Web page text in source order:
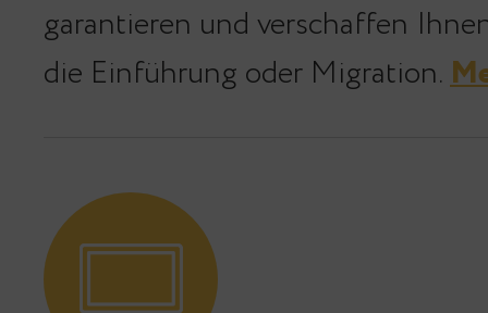
garantieren und verschaffen
die Einführung oder Migration.